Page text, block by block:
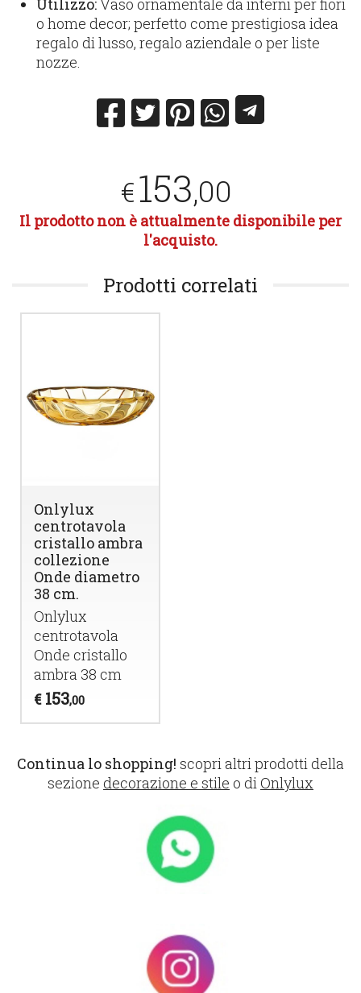
Utilizzo: Vaso ornamentale da interni per fiori
o home decor; perfetto come prestigiosa idea
regalo di lusso, regalo aziendale o per liste
nozze.
€153,00
Il prodotto non è attualmente disponibile per
l'acquisto.
Prodotti correlati
Onlylux
centrotavola
cristallo ambra
collezione
Onde diametro
38 cm.
Onlylux
centrotavola
Onde cristallo
ambra 38 cm
€ 153,00
Continua lo shopping! scopri altri prodotti della
sezione decorazione e stile o di Onlylux